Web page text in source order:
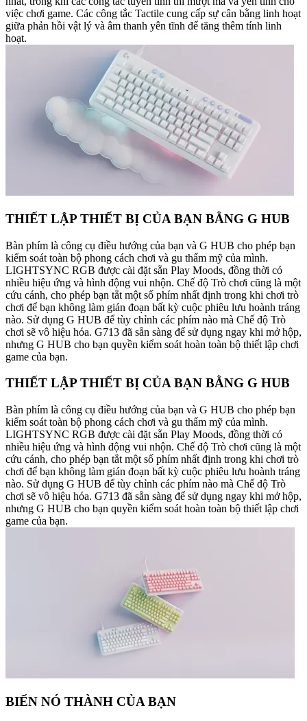
việc chơi game. Các công tắc Tactile cung cấp sự cân bằng linh hoạt
giữa phản hồi vật lý và âm thanh yên tĩnh để tăng thêm tính linh
hoạt.
THIẾT LẬP THIẾT BỊ CỦA BẠN BẰNG G HUB
Bàn phím là công cụ điều hướng của bạn và G HUB cho phép bạn
kiểm soát toàn bộ phong cách chơi và gu thẩm mỹ của mình.
LIGHTSYNC RGB được cài đặt sẵn Play Moods, đồng thời có
nhiều hiệu ứng và hình động vui nhộn. Chế độ Trò chơi cũng là một
cứu cánh, cho phép bạn tắt một số phím nhất định trong khi chơi trò
chơi để bạn không làm gián đoạn bất kỳ cuộc phiêu lưu hoành tráng
nào. Sử dụng G HUB để tùy chỉnh các phím nào mà Chế độ Trò
chơi sẽ vô hiệu hóa. G713 đã sẵn sàng để sử dụng ngay khi mở hộp,
nhưng G HUB cho bạn quyền kiểm soát hoàn toàn bộ thiết lập chơi
game của bạn.
THIẾT LẬP THIẾT BỊ CỦA BẠN BẰNG G HUB
Bàn phím là công cụ điều hướng của bạn và G HUB cho phép bạn
kiểm soát toàn bộ phong cách chơi và gu thẩm mỹ của mình.
LIGHTSYNC RGB được cài đặt sẵn Play Moods, đồng thời có
nhiều hiệu ứng và hình động vui nhộn. Chế độ Trò chơi cũng là một
cứu cánh, cho phép bạn tắt một số phím nhất định trong khi chơi trò
chơi để bạn không làm gián đoạn bất kỳ cuộc phiêu lưu hoành tráng
nào. Sử dụng G HUB để tùy chỉnh các phím nào mà Chế độ Trò
chơi sẽ vô hiệu hóa. G713 đã sẵn sàng để sử dụng ngay khi mở hộp,
nhưng G HUB cho bạn quyền kiểm soát hoàn toàn bộ thiết lập chơi
game của bạn.
BIẾN NÓ THÀNH CỦA BẠN